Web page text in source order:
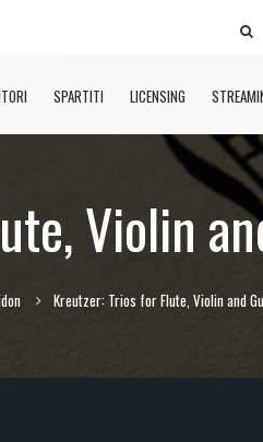
SPARTITI LICENSING
Violin
Kreutzer: Trios for Flute, Violin and